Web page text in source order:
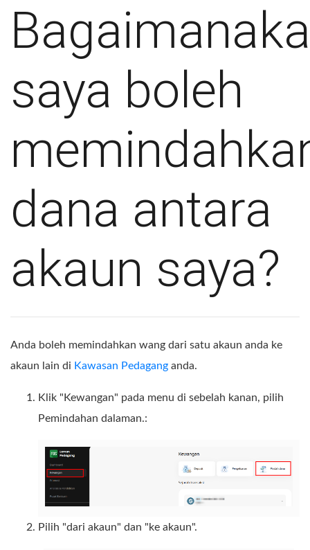
saya boleh
dana antara
akaun saya?
Anda boleh memindahkan wang dari satu akaun anda ke
akaun lain di Kawasan Pedagang anda.
Klik "Kewangan" pada menu di sebelah kanan, pilih
Pemindahan dalaman.:
Pilih "dari akaun" dan "ke akaun".